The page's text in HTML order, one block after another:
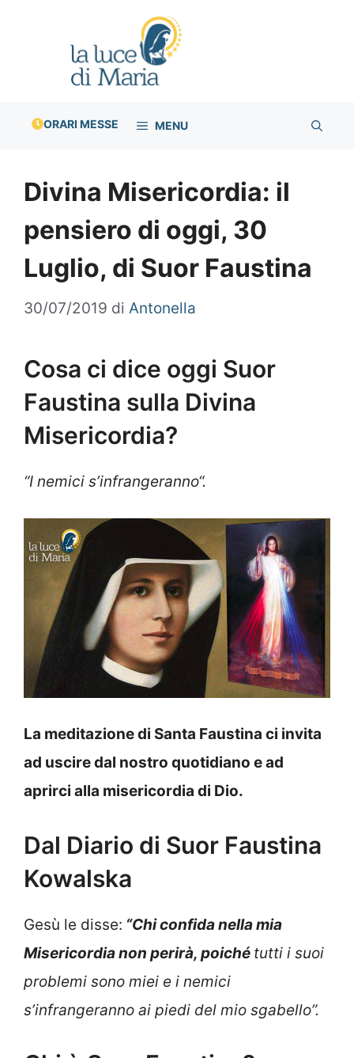
ORARI MESSE MENU
Divina Misericordia: il
pensiero di oggi, 30
Luglio, di Suor Faustina
30/07/2019 di Antonella
Cosa ci dice oggi Suor
Faustina sulla Divina
Misericordia?
“I nemici s’infrangeranno“.
La meditazione di Santa Faustina ci invita
ad uscire dal nostro quotidiano e ad
aprirci alla misericordia di Dio.
Dal Diario di Suor Faustina
Kowalska
Gesù le disse: “Chi confida nella mia
Misericordia non perirà, poiché tutti i suoi
problemi sono miei e i nemici
s’infrangeranno ai piedi del mio sgabello”.